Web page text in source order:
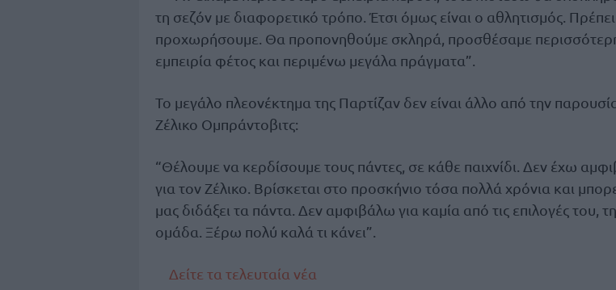
τη σεζόν με διαφορετικό τρόπο. Έτσι όμως είναι ο αθλητισμός.
προχωρήσουμε. Θα προπονηθούμε σκληρά, προσθέσαμε
εμπειρία φέτος και περιμένω μεγάλα πράγματα”.
Το μεγάλο πλεονέκτημα της Παρτίζαν δεν είναι άλλο από την
Ζέλικο Ομπράντοβιτς:
“Θέλουμε να κερδίσουμε τους πάντες, σε κάθε παιχνίδι. Δεν έχω
για τον Ζέλικο. Βρίσκεται στο προσκήνιο τόσα πολλά χρόνια και
μας διδάξει τα πάντα. Δεν αμφιβάλω για καμία από τις επιλογές του,
ομάδα. Ξέρω πολύ καλά τι κάνει”.
Δείτε τα τελευταία νέα